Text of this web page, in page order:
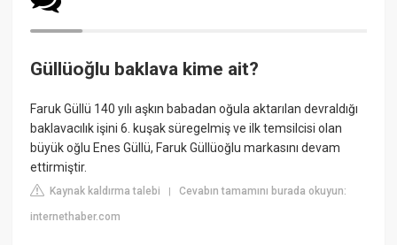
Güllüoğlu baklava kime ait?
Faruk Güllü 140 yılı aşkın babadan oğula aktarılan devraldığı
baklavacılık işini 6. kuşak süregelmiş ve ilk temsilcisi olan
büyük oğlu Enes Güllü, Faruk Güllüoğlu markasını devam
ettirmiştir.
Kaynak kaldırma talebi |Cevabın tamamını burada okuyun:
internethaber.com